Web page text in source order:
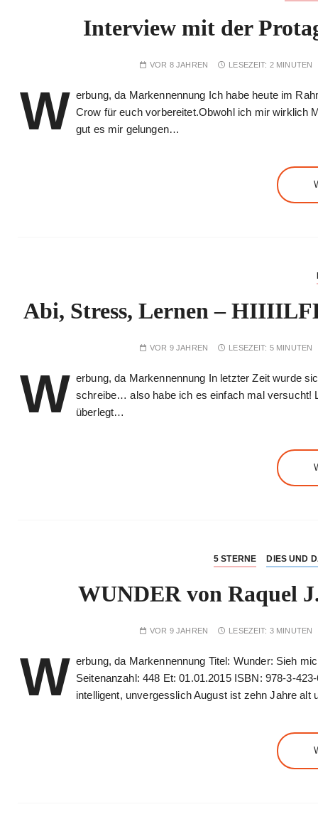
Interview mit der
VOR 8 JAHREN LESEZEIT: 2 MINUTEN
W erbung, da Markennennung Ich habe heute im
Crow für euch vorbereitet.Obwohl ich mir wirklich
gut es mir gelungen…
Abi, Stress, Lernen –
VOR 9 JAHREN LESEZEIT: 5 MINUTEN
W erbung, da Markennennung In letzter Zeit wurde
schreibe… also habe ich es einfach mal versucht!
überlegt…
5 STERNE DIES UND
WUNDER von Raquel
VOR 9 JAHREN LESEZEIT: 3 MINUTEN
W erbung, da Markennennung Titel: Wunder: Sieh
Seitenanzahl: 448 Et: 01.01.2015 ISBN: 978-3-
intelligent, unvergesslich August ist zehn Jahre alt